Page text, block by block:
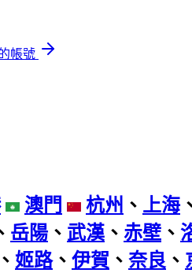
帳號
澳門 杭州 、 上海
岳陽 、 武漢 、 赤壁 、
、 姬路、 伊賀 、 奈良 、